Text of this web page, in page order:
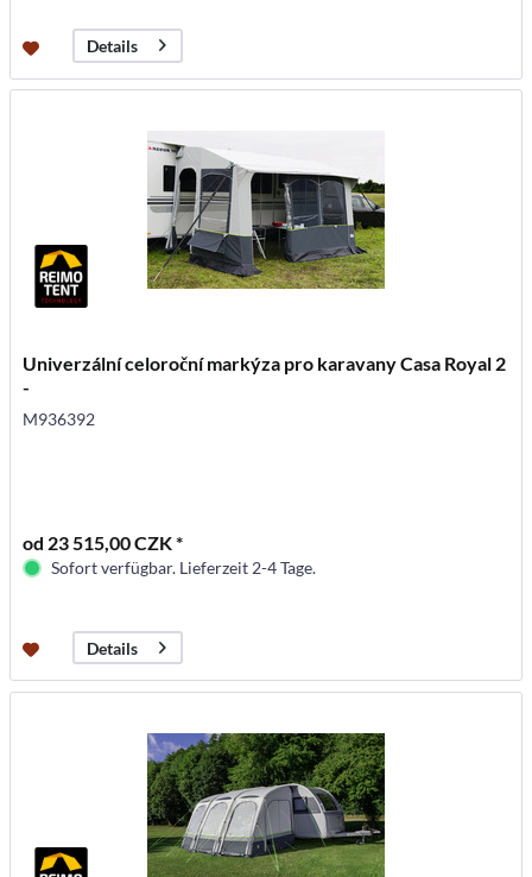
Details
Univerzální celoroční markýza pro karavany Casa Royal 2
-
M936392
od 23 515,00 CZK *
Sofort verfügbar. Lieferzeit 2-4 Tage.
Details